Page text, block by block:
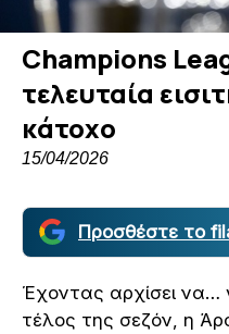
Champions
τελευταία
κάτοχο
15/04/2026
Προσθέστε το
Έχοντας αρχίσει να…
τέλος της σεζόν, η